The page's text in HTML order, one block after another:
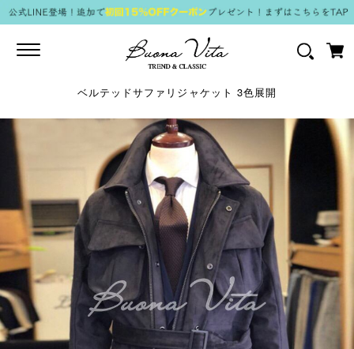
Toggle
ベルテッドサファリジャケット 3色展開